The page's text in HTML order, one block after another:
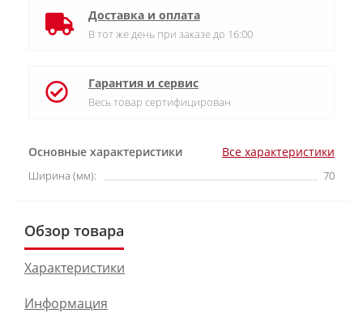
Основные характеристики Все характеристики
Ширина (мм): 70
Доставка и оплата
В тот же день при заказе до 16:00
Гарантия и сервис
Весь товар сертифицирован
Обзор товара
Характеристики
Информация